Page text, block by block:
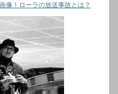
像！ローラの放送事故とは？